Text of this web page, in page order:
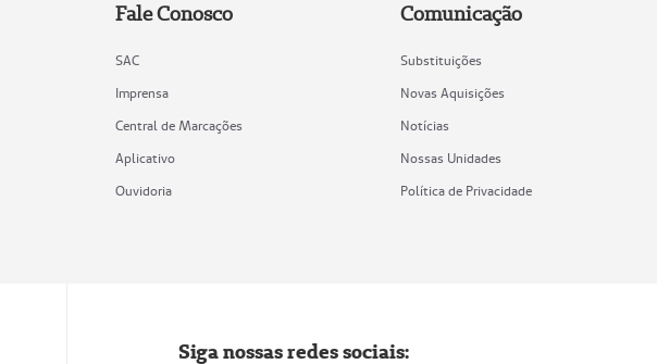
Fale Conosco
SAC
Imprensa
Central de Marcações
Aplicativo
Ouvidoria
Comunicação
Substituições
Novas Aquisições
Notícias
Nossas Unidades
Política de Privacidade
Siga nossas redes sociais: